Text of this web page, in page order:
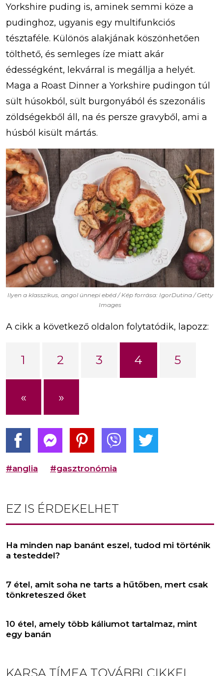
Yorkshire puding is, aminek semmi köze a
pudinghoz, ugyanis egy multifunkciós
tésztaféle. Különös alakjának köszönhetően
tölthető, és semleges íze miatt akár
édességként, lekvárral is megállja a helyét.
Maga a Roast Dinner a Yorkshire pudingon túl
sült húsokból, sült burgonyából és szezonális
zöldségekből áll, na és persze gravyből, ami a
húsból kisült mártás.
Ilyen a klasszikus, angol ünnepi ebéd / Kép forrása: IgorDutina / Getty
Images
A cikk a következő oldalon folytatódik, lapozz:
1 2 3 4 5
« »
#anglia #gasztronómia
EZ IS ÉRDEKELHET
Ha minden nap banánt eszel, tudod mi történik
a testeddel?
7 étel, amit soha ne tarts a hűtőben, mert csak
tönkreteszed őket
10 étel, amely több káliumot tartalmaz, mint
egy banán
KARSA TÍMEA TOVÁBBI CIKKEI